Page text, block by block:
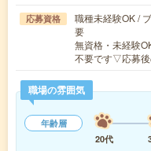
応募資格
職種未経験OK /
要
無資格・未経験
不要です▽応募
職場の雰囲気
年齢層
20代